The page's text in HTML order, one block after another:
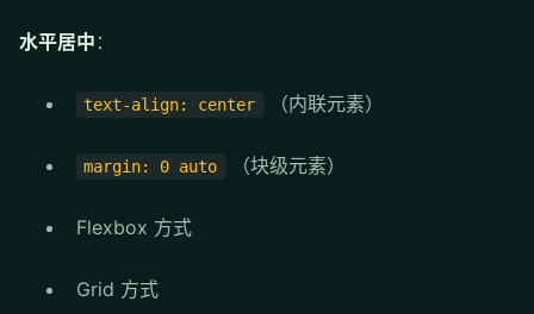
水平居中 ：
text-align: center （内联元素）
margin: 0 auto （块级元素）
Flexbox 方式
Grid 方式